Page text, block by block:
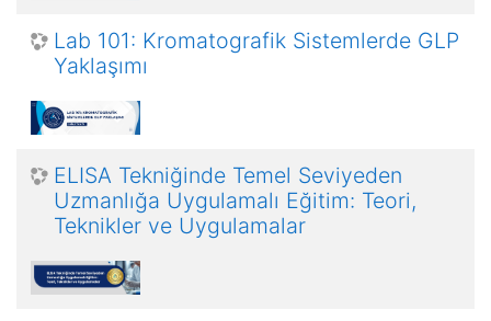
Lab 101: Kromatografik Sistemlerde GLP
Yaklaşımı
ELISA Tekniğinde Temel Seviyeden
Uzmanlığa Uygulamalı Eğitim: Teori,
Teknikler ve Uygulamalar